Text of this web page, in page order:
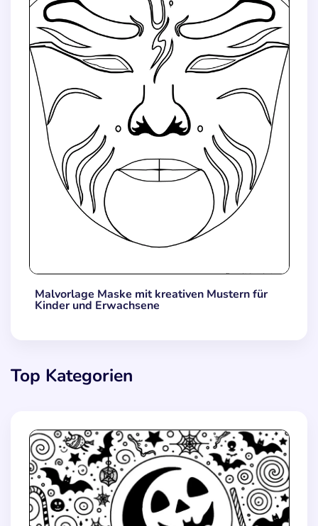
Malvorlage Maske mit kreativen Mustern für
Kinder und Erwachsene
Top Kategorien